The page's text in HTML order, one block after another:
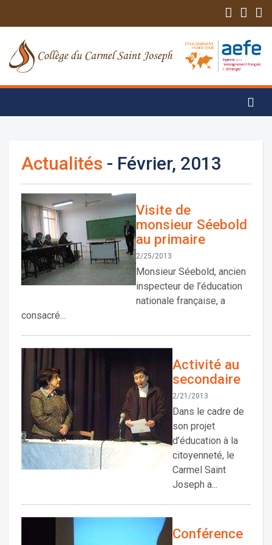
Actualités - Février, 2013
Visite de
monsieur Séebold
au primaire
2/25/2013
Monsieur Séebold, ancien
inspecteur de l’éducation
nationale française, a
consacré...
Activité au
secondaire
2/21/2013
Dans le cadre de
son projet
d’éducation à la
citoyenneté, le
Carmel Saint
Joseph a...
Conférence